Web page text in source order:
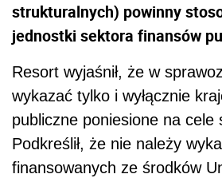
strukturalnych) powinny
jednostki sektora finansów
Resort wyjaśnił, że w
wykazać tylko i wyłącznie
publiczne poniesione na cele
Podkreślił, że nie należy
finansowanych ze środków